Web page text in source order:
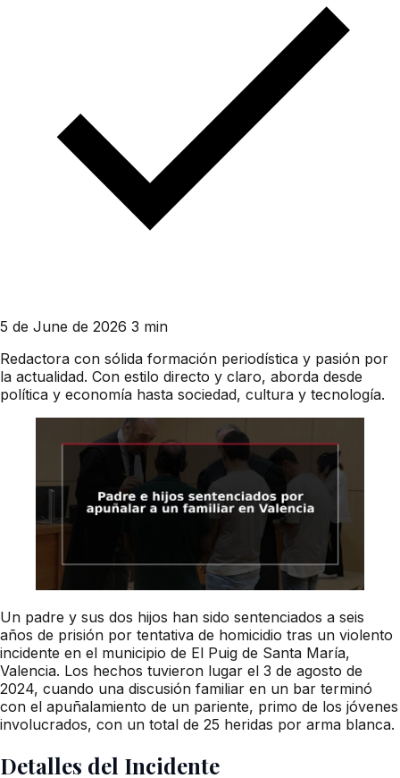
5 de June de 2026 3 min
Redactora con sólida formación periodística y pasión por
la actualidad. Con estilo directo y claro, aborda desde
política y economía hasta sociedad, cultura y tecnología.
Un padre y sus dos hijos han sido sentenciados a seis
años de prisión por tentativa de homicidio tras un violento
incidente en el municipio de El Puig de Santa María,
Valencia. Los hechos tuvieron lugar el 3 de agosto de
2024, cuando una discusión familiar en un bar terminó
con el apuñalamiento de un pariente, primo de los jóvenes
involucrados, con un total de 25 heridas por arma blanca.
Detalles del Incidente